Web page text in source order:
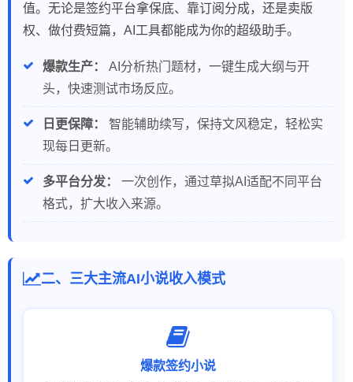
值。无论是签约平台拿保底、靠订阅分成，还是卖版
权、做付费短篇，AI工具都能成为你的超级助手。
爆款生产：
AI分析热门题材，一键生成大纲与开
头，快速测试市场反应。
日更保障：
智能辅助续写，保持文风稳定，轻松实
现每日更新。
多平台分发：
一次创作，通过草拟AI适配不同平台
格式，扩大收入来源。
二、三大主流AI小说收入模式
爆款签约小说